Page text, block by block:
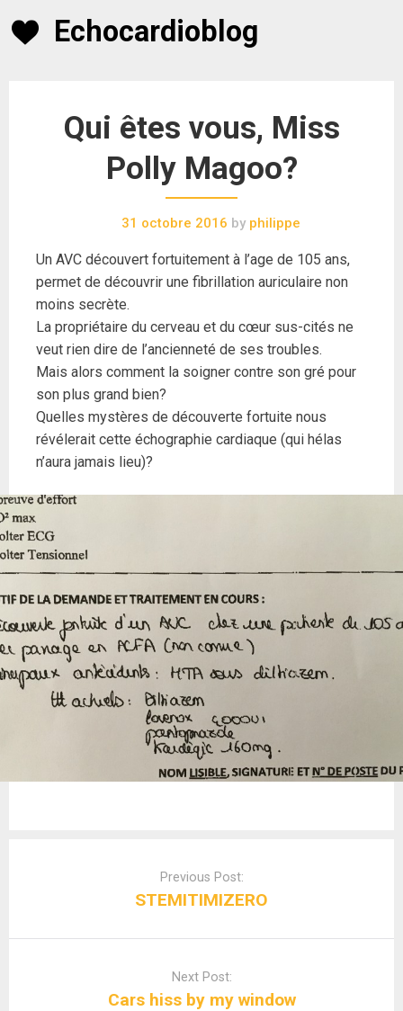
Echocardioblog
Qui êtes vous, Miss
Polly Magoo?
31 octobre 2016 byphilippe
Un AVC découvert fortuitement à l’age de 105 ans,
permet de découvrir une fibrillation auriculaire non
moins secrète.
La propriétaire du cerveau et du cœur sus-cités ne
veut rien dire de l’ancienneté de ses troubles.
Mais alors comment la soigner contre son gré pour
son plus grand bien?
Quelles mystères de découverte fortuite nous
révélerait cette échographie cardiaque (qui hélas
n’aura jamais lieu)?
Previous Post:
STEMITIMIZERO
Next Post:
Cars hiss by my window